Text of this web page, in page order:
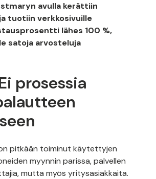
avulla kerättiin
tuotiin verkkosivuille
lähes 100 %,
satoja arvosteluja
prosessia
pitkään toiminut käytettyjen
myynnin parissa, palvellen
mutta myös yritysasiakkaita.